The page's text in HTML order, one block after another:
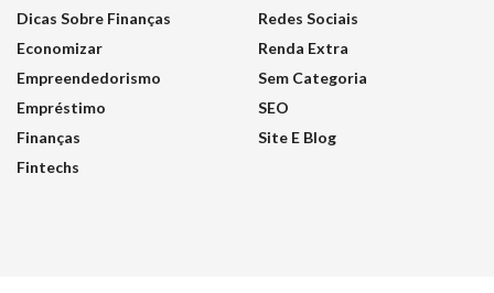
Dicas Sobre Finanças
Economizar
Empreendedorismo
Empréstimo
Finanças
Fintechs
Redes Sociais
Renda Extra
Sem Categoria
SEO
Site E Blog